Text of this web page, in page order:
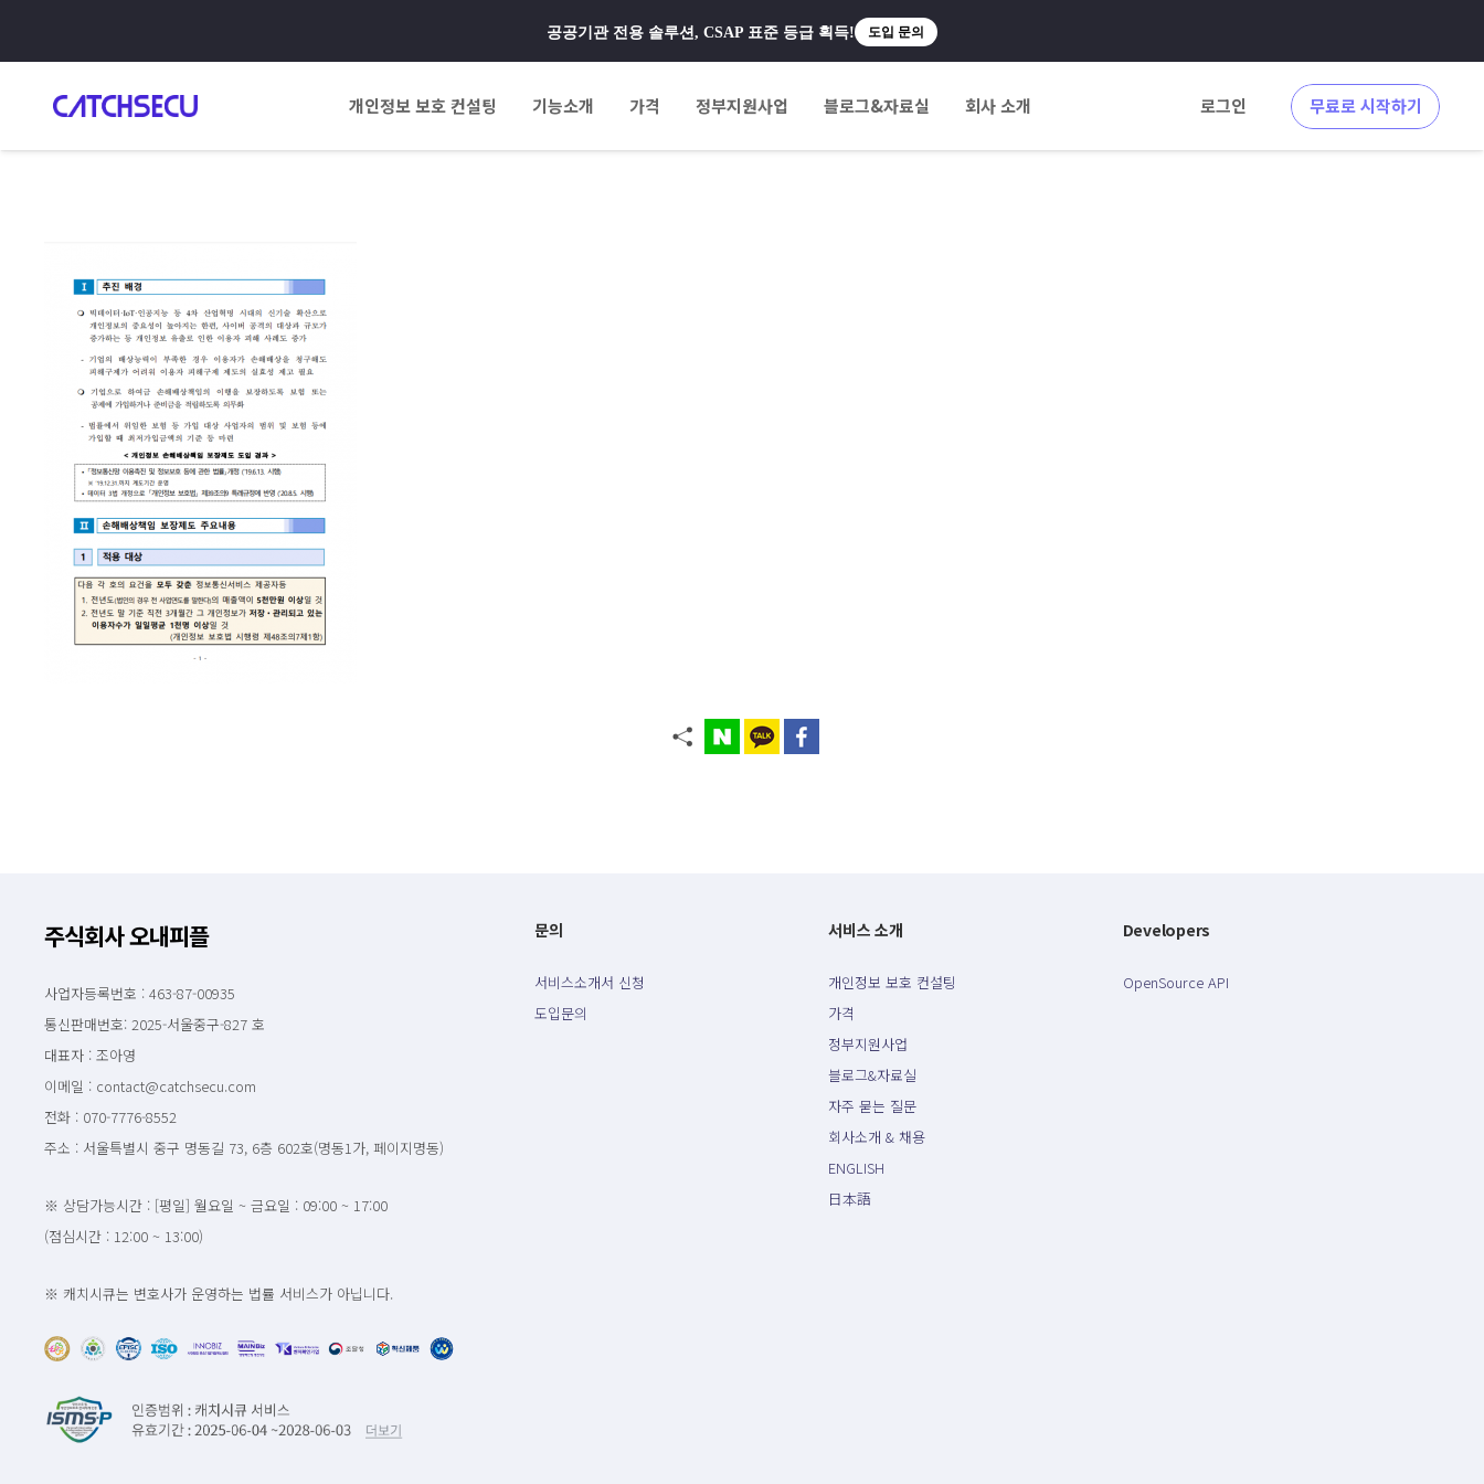
공공기관 전용 솔루션, CSAP 표준 등급 획득! 도입 문의
개인정보 보호 컨설팅 기능소개 가격 정부지원사업 블로그&자료실 회사 소개 로그인 무료로 시작하기
주식회사 오내피플
사업자등록번호 : 463-87-00935
통신판매번호: 2025-서울중구-827 호
대표자 : 조아영
이메일 : contact@catchsecu.com
전화 : 070-7776-8552
주소 : 서울특별시 중구 명동길 73, 6층 602호(명동1가, 페이지명동)
※ 상담가능시간 : [평일] 월요일 ~ 금요일 : 09:00 ~ 17:00
(점심시간 : 12:00 ~ 13:00)
※ 캐치시큐는 변호사가 운영하는 법률 서비스가 아닙니다.
문의
서비스소개서 신청
도입문의
서비스 소개
개인정보 보호 컨설팅
가격
정부지원사업
블로그&자료실
자주 묻는 질문
회사소개 & 채용
ENGLISH
日本語
Developers
OpenSource API